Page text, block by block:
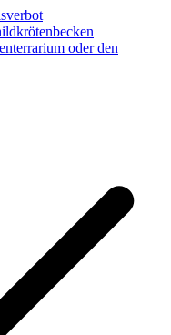
oder den